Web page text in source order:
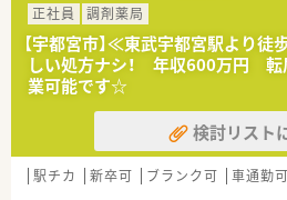
＜豊富なカリキュラム＞
■新人の方にはフォローアップ
ォローを行っております。
■中途研修時も、調剤未経験者に
事で基礎から業務を学んで頂き、
しております。
■管理者研修は将来の経営幹部候
を外部講師を招いて学んで頂いて
■毎年、アメリカへ海外視察研修
正社員
調剤薬局
【宇都宮市】≪東武宇都宮駅より
しい処方ナシ！ 年収600万円 転
業可能です☆
検討リスト
駅チカ 新卒可 ブランク可 車通勤可